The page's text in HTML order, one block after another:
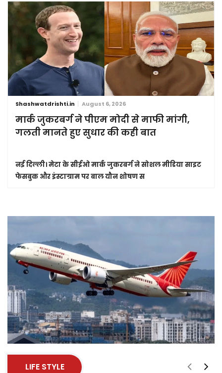
Shashwatdrishti.in August 6, 2026
मार्क जुकरबर्ग ने पीएम मोदी से माफी मांगी,
गलती मानते हुए सुधार की कही बात
नई दिल्ली।मेटा के सीईओ मार्क जुकरबर्ग ने सोशल मीडिया साइट
फेसबुक और इंस्टाग्राम पर बाल यौन शोषण स
LIFE STYLE